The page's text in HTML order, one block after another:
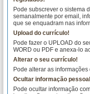
Pode subscrever o sistema
semanalmente por email,
que se enquadram nas
Upload do currículo!
Pode fazer o UPLOAD do
WORD ou PDF e anexa-lo
Alterar o seu currículo!
Pode alterar as
Ocultar informação
Pode ocultar informação